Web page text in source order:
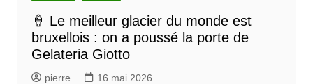
🍦 Le meilleur glacier du monde est
bruxellois : on a poussé la porte de
Gelateria Giotto
pierre 16 mai 2026